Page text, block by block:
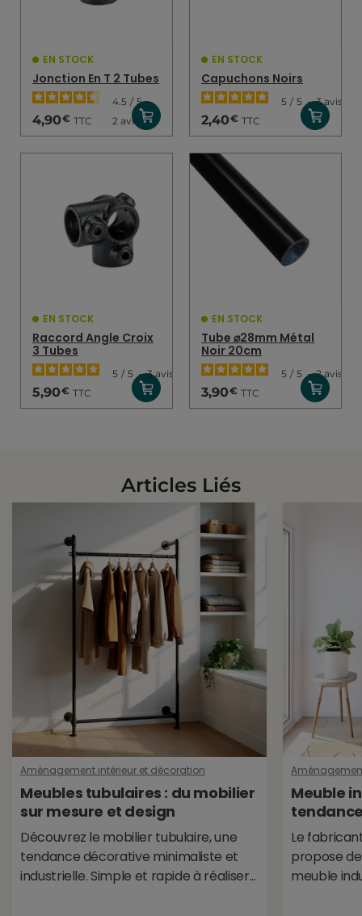
EN STOCK
Jonction En T 2 Tubes
4.5 / 5-
2avis
4,90€ TTC
EN STOCK
Capuchons Noirs
5 / 5 - 3avis
2,40€ TTC
EN STOCK
Raccord Angle Croix
3 Tubes
5 / 5 - 3avis
5,90€ TTC
EN STOCK
Tube ⌀28mm Métal
Noir 20cm
5 / 5 - 2avis
3,90€ TTC
Articles Liés
Aménagement intérieur et décoration
Meubles tubulaires : du mobilier
sur mesure et design
Découvrez le mobilier tubulaire, une
tendance décorative minimaliste et
industrielle. Simple et rapide à réaliser...
Meuble
Le
propose
meuble